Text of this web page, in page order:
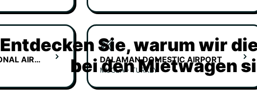
DALAMAN INTERNATIONAL AIRPORT DALAMAN DOMESTIC AIRPORT
MUGLA - TURKEY
Entdecken Sie, warum wir
bei den Mietwagen